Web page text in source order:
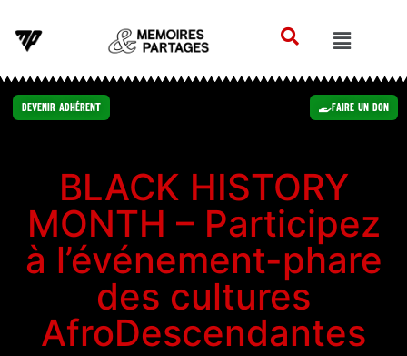
Devenir Adhérent Faire un Don
BLACK HISTORY
MONTH – Participez
à l’événement-phare
des cultures
AfroDescendantes